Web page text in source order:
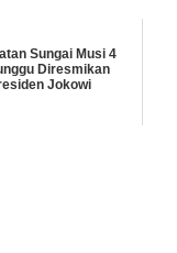
Sungai Musi 4
Diresmikan
Jokowi